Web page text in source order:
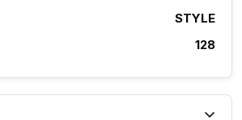
STYLE
128